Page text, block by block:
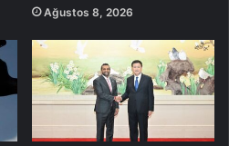
Ağustos 8, 2026